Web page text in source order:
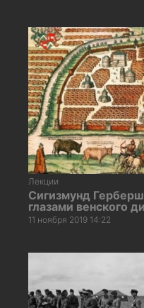
Лекции
Сигизмунд
глазами венского
11 ноября 2019 14:22